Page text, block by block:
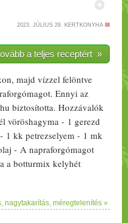
2023. JÚLIUS 29. KERTKONYHA
a teljes receptért »
on, majd vízzel felöntve
ot. Ennyi az
biztosította. Hozzávalók
vöröshagyma- 1 gerezd
1 kk petrezselyem- 1 mk
- A napraforgómagot
a botturmix kelyhét
fel fél litervízzel. - Amíg
nagytakarítás, méregtelenítés »